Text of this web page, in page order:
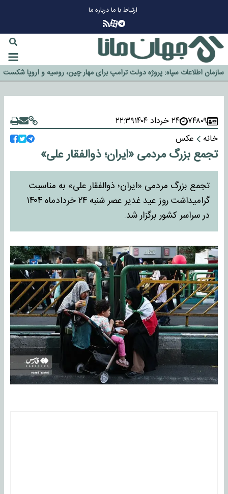
ارتباط با مادرباره ما
گزینه جدایی اوسمار روی میز مدیران پرسپولیس
آیا رئیس جمهور آمریکا قانون را دور می‌زند؟
اخراج رسمی چهره نامدار از پرسپولیس
سازمان اطلاعات سپاه: پروژه دولت ترامپ برای مهار چین، روسیه و اروپا شکست
خورد
۷۴۸۰۹ ۲۴ خرداد ۱۴۰۴
۲۲:۳۹
خانه
عکس
تجمع بزرگ مردمی «ایران؛ ذوالفقار علی»
تجمع بزرگ مردمی «ایران؛ ذوالفقار علی» به مناسبت
گرامیداشت روز عید غدیر عصر شنبه ۲۴ خردادماه ۱۴۰۴
در سراسر کشور برگزار شد.